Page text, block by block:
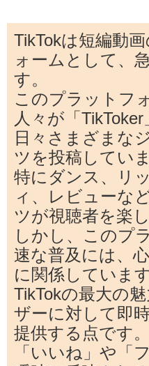
TikTokは短編動
ォームとして、
す。
このプラットフ
人々が「
日々さまざまな
ツを投稿していま
特にダンス、リ
ィ、レビューな
ツが視聴者を楽
しかし、このプ
速な普及には、
に関係しています
TikTokの最大の
ザーに対して即
提供する点です。
「いいね」や「